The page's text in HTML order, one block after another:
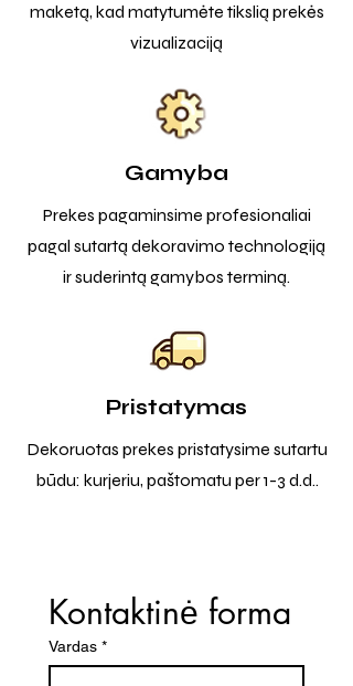
maketą, kad matytumėte tikslią prekės
vizualizaciją
Gamyba
Prekes pagaminsime profesionaliai
pagal sutartą dekoravimo technologiją
ir suderintą gamybos terminą.
Pristatymas
Dekoruotas prekes pristatysime sutartu
būdu: kurjeriu, paštomatu per 1-3 d.d..
Kontaktinė forma
Vardas *